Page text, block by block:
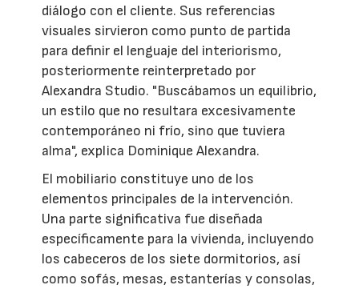
diálogo con el cliente. Sus referencias
visuales sirvieron como punto de partida
para definir el lenguaje del interiorismo,
posteriormente reinterpretado por
Alexandra Studio. "Buscábamos un equilibrio,
un estilo que no resultara excesivamente
contemporáneo ni frío, sino que tuviera
alma", explica Dominique Alexandra.
El mobiliario constituye uno de los
elementos principales de la intervención.
Una parte significativa fue diseñada
específicamente para la vivienda, incluyendo
los cabeceros de los siete dormitorios, así
como sofás, mesas, estanterías y consolas,